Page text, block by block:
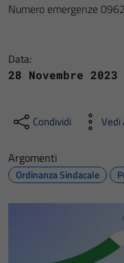
Numero emergenze
Data:
28 Novembre 2023
Condividi Vedi
Argomenti
Ordinanza Sindacale